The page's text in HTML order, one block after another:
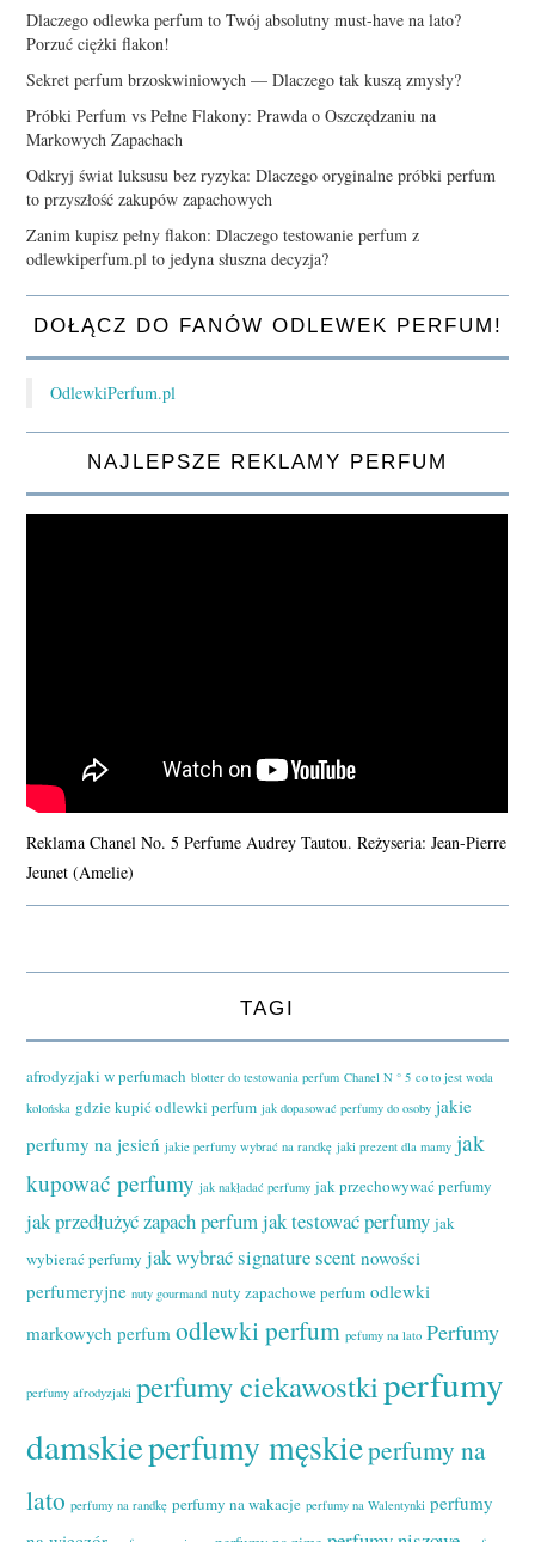
Dlaczego odlewka perfum to Twój absolutny must-have na lato?
Porzuć ciężki flakon!
Sekret perfum brzoskwiniowych — Dlaczego tak kuszą zmysły?
Próbki Perfum vs Pełne Flakony: Prawda o Oszczędzaniu na
Markowych Zapachach
Odkryj świat luksusu bez ryzyka: Dlaczego oryginalne próbki perfum
to przyszłość zakupów zapachowych
Zanim kupisz pełny flakon: Dlaczego testowanie perfum z
odlewkiperfum.pl to jedyna słuszna decyzja?
DOŁĄCZ DO FANÓW ODLEWEK PERFUM!
OdlewkiPerfum.pl
NAJLEPSZE REKLAMY PERFUM
Reklama Chanel No. 5 Perfume Audrey Tautou. Reżyseria: Jean-Pierre
Jeunet (Amelie)
TAGI
afrodyzjaki w perfumach blotter do testowania perfum Chanel N ° 5 co to jest woda
kolońska gdzie kupić odlewki perfum jak dopasować perfumy do osoby jakie
perfumy na jesień jakie perfumy wybrać na randkę jaki prezent dla mamy jak
kupować perfumy jak nakładać perfumy jak przechowywać perfumy
jak przedłużyć zapach perfumjak testować perfumy jak
wybierać perfumy jak wybrać signature scent nowości
perfumeryjne nuty gourmand nuty zapachowe perfum odlewki
markowych perfum odlewki perfum pefumy na lato Perfumy
perfumy afrodyzjaki perfumy ciekawostkiperfumy
damskieperfumy męskieperfumy na
lato perfumy na randkę perfumy na wakacje perfumy na Walentynki perfumy